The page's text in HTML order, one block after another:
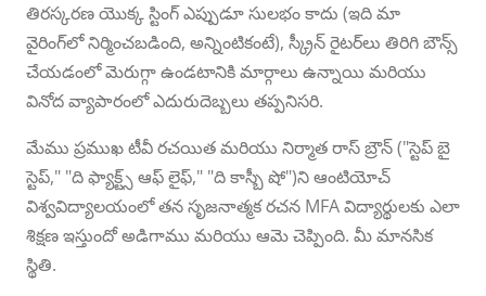
తిరస్కరణ యొక్క స్టింగ్ ఎప్పుడూ సులభం కాదు (ఇది మా
వైరింగ్‌లో నిర్మించబడింది, అన్నింటికంటే), స్క్రీన్ రైటర్‌లు తిరిగి బౌన్స్
చేయడంలో మెరుగ్గా ఉండటానికి మార్గాలు ఉన్నాయి మరియు
వినోద వ్యాపారంలో ఎదురుదెబ్బలు తప్పనిసరి.
మేము ప్రముఖ టీవీ రచయిత మరియు నిర్మాత రాస్ బ్రౌన్ ("స్టెప్ బై
స్టెప్," "ది ఫ్యాక్ట్స్ ఆఫ్ లైఫ్," "ది కాస్బీ షో")ని ఆంటియోచ్
విశ్వవిద్యాలయంలో తన సృజనాత్మక రచన MFA విద్యార్థులకు ఎలా
శిక్షణ ఇస్తుందో అడిగాము మరియు ఆమె చెప్పింది. మీ మానసిక
స్థితి.